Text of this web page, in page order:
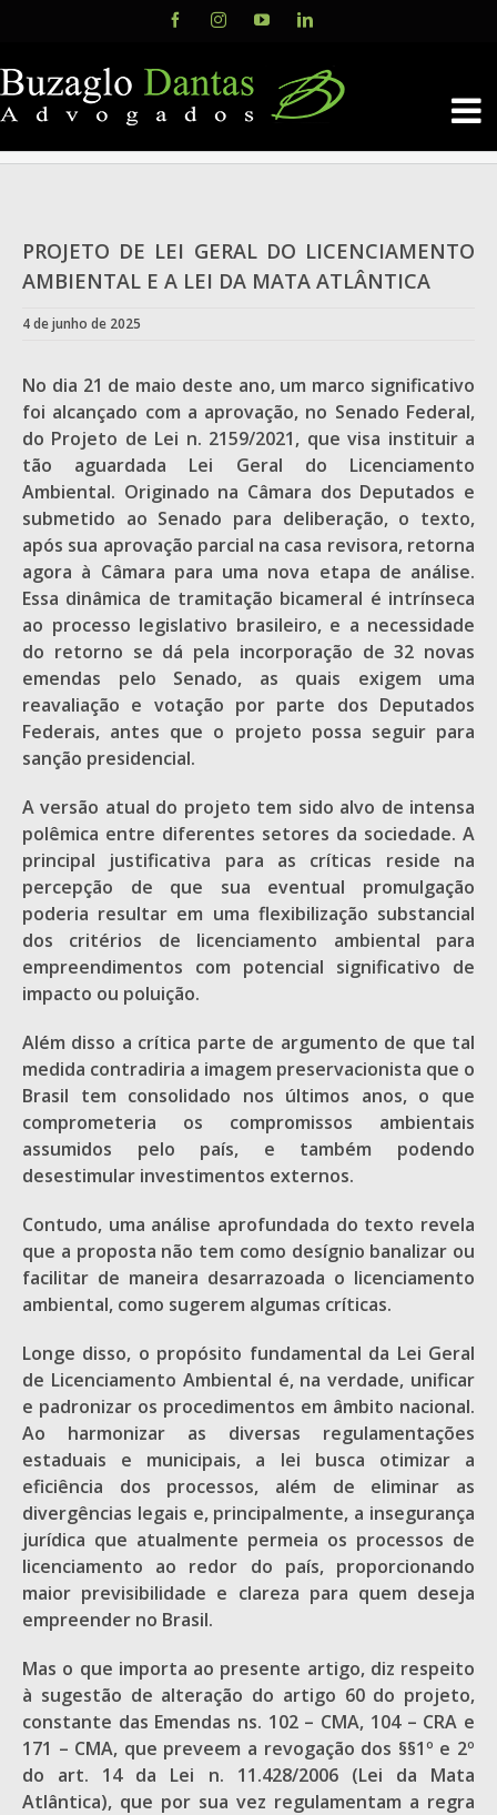
content
FacebookInstagramYouTubeLinkedIn
PROJETO DE LEI GERAL DO LICENCIAMENTO
AMBIENTAL E A LEI DA MATA ATLÂNTICA
4 de junho de 2025
No dia 21 de maio deste ano, um marco significativo
foi alcançado com a aprovação, no Senado Federal,
do Projeto de Lei n. 2159/2021, que visa instituir a
tão aguardada Lei Geral do Licenciamento
Ambiental. Originado na Câmara dos Deputados e
submetido ao Senado para deliberação, o texto,
após sua aprovação parcial na casa revisora, retorna
agora à Câmara para uma nova etapa de análise.
Essa dinâmica de tramitação bicameral é intrínseca
ao processo legislativo brasileiro, e a necessidade
do retorno se dá pela incorporação de 32 novas
emendas pelo Senado, as quais exigem uma
reavaliação e votação por parte dos Deputados
Federais, antes que o projeto possa seguir para
sanção presidencial.
A versão atual do projeto tem sido alvo de intensa
polêmica entre diferentes setores da sociedade. A
principal justificativa para as críticas reside na
percepção de que sua eventual promulgação
poderia resultar em uma flexibilização substancial
dos critérios de licenciamento ambiental para
empreendimentos com potencial significativo de
impacto ou poluição.
Além disso a crítica parte de argumento de que tal
medida contradiria a imagem preservacionista que o
Brasil tem consolidado nos últimos anos, o que
comprometeria os compromissos ambientais
assumidos pelo país, e também podendo
desestimular investimentos externos.
Contudo, uma análise aprofundada do texto revela
que a proposta não tem como desígnio banalizar ou
facilitar de maneira desarrazoada o licenciamento
ambiental, como sugerem algumas críticas.
Longe disso, o propósito fundamental da Lei Geral
de Licenciamento Ambiental é, na verdade, unificar
e padronizar os procedimentos em âmbito nacional.
Ao harmonizar as diversas regulamentações
estaduais e municipais, a lei busca otimizar a
eficiência dos processos, além de eliminar as
divergências legais e, principalmente, a insegurança
jurídica que atualmente permeia os processos de
licenciamento ao redor do país, proporcionando
maior previsibilidade e clareza para quem deseja
empreender no Brasil.
Mas o que importa ao presente artigo, diz respeito
à sugestão de alteração do artigo 60 do projeto,
constante das Emendas ns. 102 – CMA, 104 – CRA e
171 – CMA, que preveem a revogação dos §§1º e 2º
do art. 14 da Lei n. 11.428/2006 (Lei da Mata
Atlântica), que por sua vez regulamentam a regra